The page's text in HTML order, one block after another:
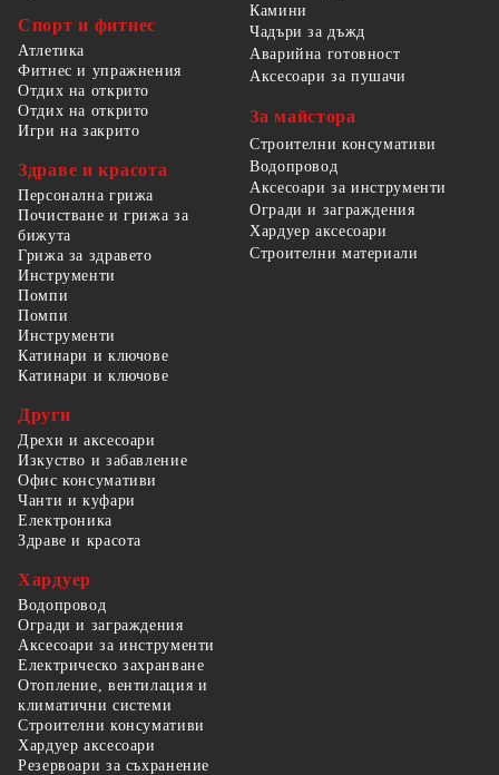
Спорт и фитнес
Атлетика
Фитнес и упражнения
Отдих на открито
Отдих на открито
Игри на закрито
Здраве и красота
Персонална грижа
Почистване и грижа за
бижута
Грижа за здравето
Камини
Чадъри за дъжд
Аварийна готовност
Аксесоари за пушачи
За майстора
Строителни консумативи
Водопровод
Аксесоари за инструменти
Огради и заграждения
Хардуер аксесоари
Строителни материали
Инструменти
Помпи
Помпи
Инструменти
Катинари и ключове
Катинари и ключове
Други
Дрехи и аксесоари
Изкуство и забавление
Офис консумативи
Чанти и куфари
Електроника
Здраве и красота
Хардуер
Водопровод
Огради и заграждения
Аксесоари за инструменти
Електрическо захранване
Отопление, вентилация и
климатични системи
Строителни консумативи
Хардуер аксесоари
Резервоари за съхранение